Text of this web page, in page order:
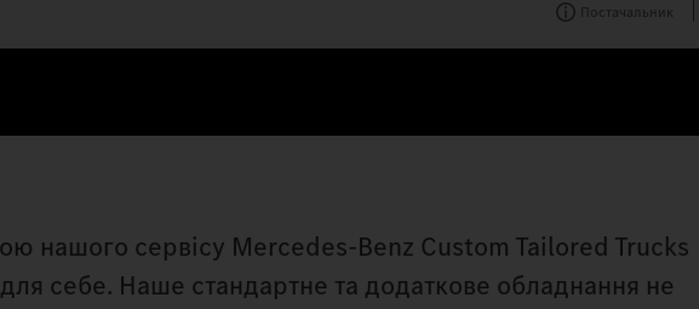
Постачальник
нашого сервісу Mercedes‑Benz Custom Tailored Trucks
себе. Наше стандартне та додаткове обладнання не